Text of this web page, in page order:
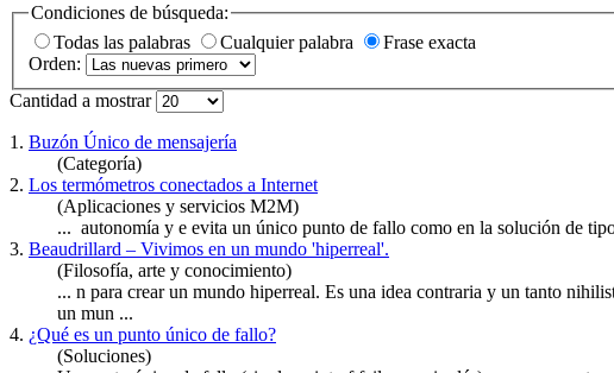
Condiciones de búsqueda:
Todas las palabras
Cualquier palabra
Frase exacta
Orden:
Cantidad a mostrar
1. Buzón Único de mensajería
(Categoría)
2. Los termómetros conectados a Internet
(Aplicaciones y servicios M2M)
... autonomía y e evita un único punto de fallo como en la solución de
3. Beaudrillard – Vivimos en un mundo 'hiperreal'.
(Filosofía, arte y conocimiento)
... n para crear un mundo hiperreal. Es una idea contraria y un tanto
un mun ...
4. ¿Qué es un punto único de fallo?
(Soluciones)